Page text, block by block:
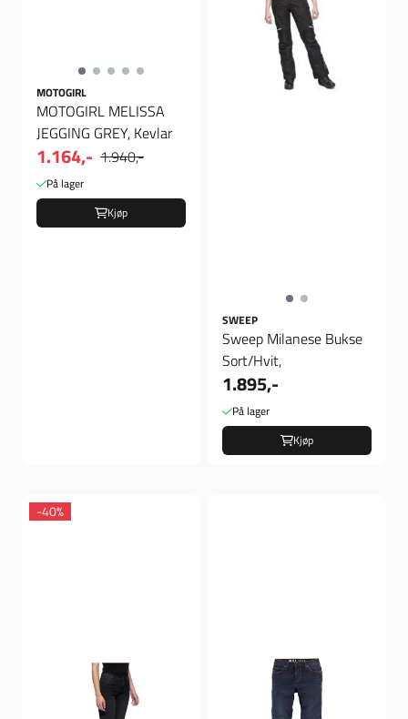
MOTOGIRL
MOTOGIRL MELISSA
JEGGING GREY, Kevlar
1.164,- 1.940,-
På lager
Kjøp
SWEEP
Sweep Milanese Bukse
Sort/Hvit,
1.895,-
På lager
Kjøp
-40%